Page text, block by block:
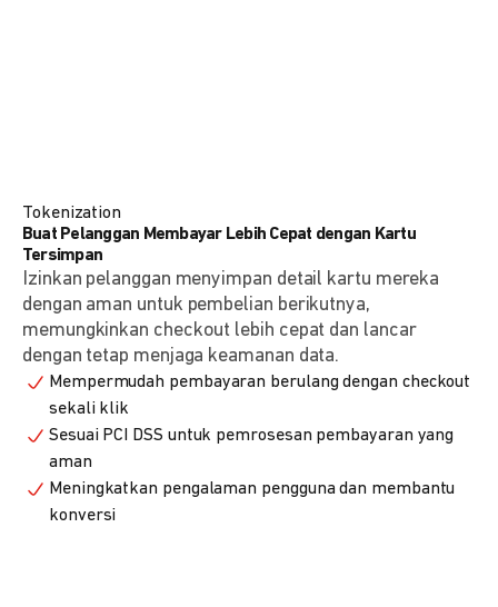
Tokenization
Buat Pelanggan Membayar Lebih Cepat dengan Kartu
Tersimpan
Izinkan pelanggan menyimpan detail kartu mereka
dengan aman untuk pembelian berikutnya,
memungkinkan checkout lebih cepat dan lancar
dengan tetap menjaga keamanan data.
Mempermudah pembayaran berulang dengan checkout
sekali klik
Sesuai PCI DSS untuk pemrosesan pembayaran yang
aman
Meningkatkan pengalaman pengguna dan membantu
konversi